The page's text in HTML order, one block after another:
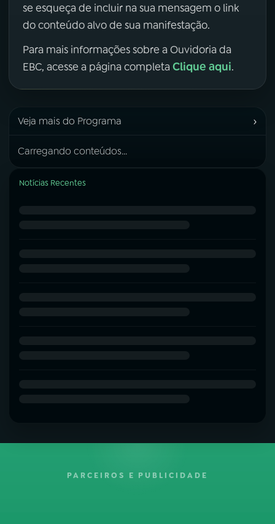
se esqueça de incluir na sua mensagem o link
do conteúdo alvo de sua manifestação.
Para mais informações sobre a Ouvidoria da
EBC, acesse a página completa Clique aqui.
Veja mais do Programa ›
Carregando conteúdos...
Notícias Recentes
PARCEIROS E PUBLICIDADE